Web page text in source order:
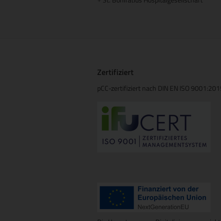
Zertifiziert
pCC-zertifiziert nach DIN EN ISO